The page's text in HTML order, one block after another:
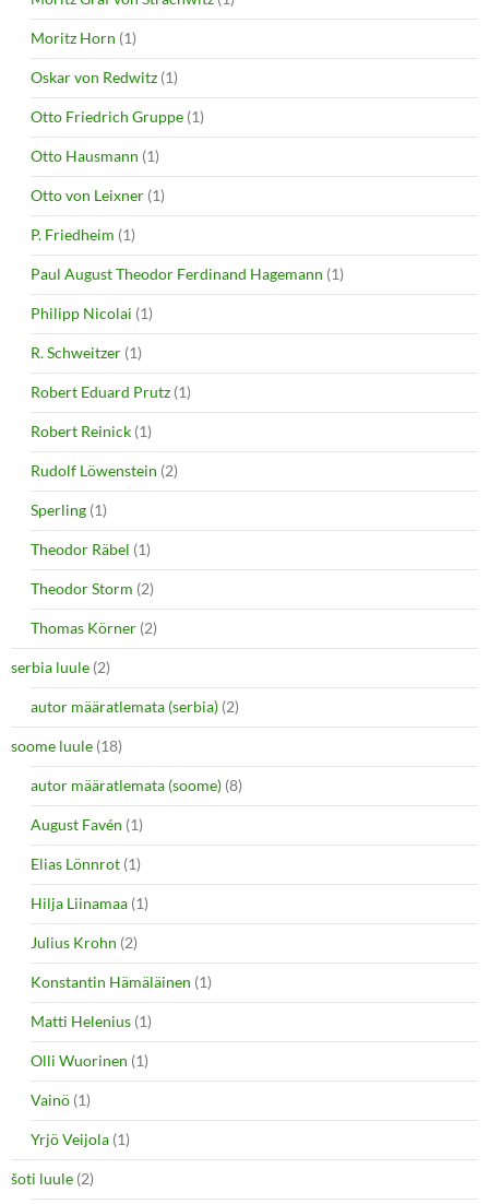
Moritz Horn (1)
Oskar von Redwitz (1)
Otto Friedrich Gruppe (1)
Otto Hausmann (1)
Otto von Leixner (1)
P. Friedheim (1)
Paul August Theodor Ferdinand Hagemann (1)
Philipp Nicolai (1)
R. Schweitzer (1)
Robert Eduard Prutz (1)
Robert Reinick (1)
Rudolf Löwenstein (2)
Sperling (1)
Theodor Räbel (1)
Theodor Storm (2)
Thomas Körner (2)
serbia luule (2)
autor määratlemata (serbia) (2)
soome luule (18)
autor määratlemata (soome) (8)
August Favén (1)
Elias Lönnrot (1)
Hilja Liinamaa (1)
Julius Krohn (2)
Konstantin Hämäläinen (1)
Matti Helenius (1)
Olli Wuorinen (1)
Vainö (1)
Yrjö Veijola (1)
šoti luule (2)